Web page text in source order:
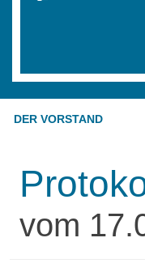
DER VORSTAND
vom